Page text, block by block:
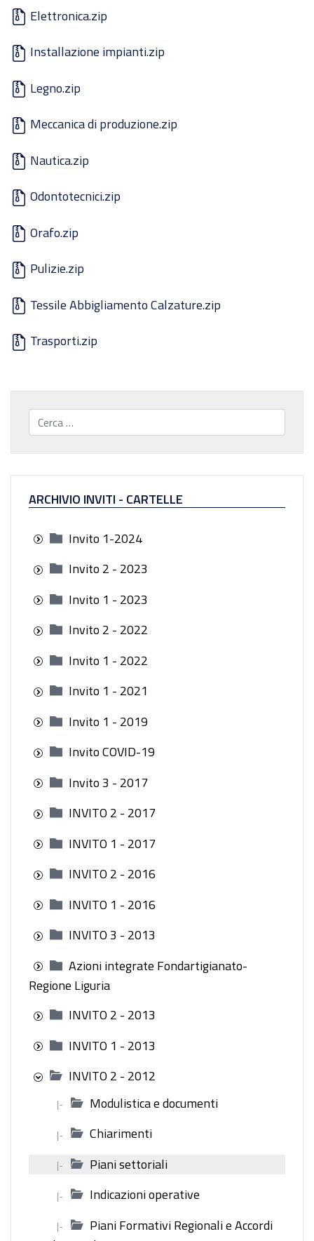
Elettronica.zip
Installazione impianti.zip
Legno.zip
Meccanica di produzione.zip
Nautica.zip
Odontotecnici.zip
Orafo.zip
Pulizie.zip
Tessile Abbigliamento Calzature.zip
Trasporti.zip
Cerca...
ARCHIVIO INVITI - CARTELLE
Invito 1-2024
Invito 2 - 2023
Invito 1 - 2023
Invito 2 - 2022
Invito 1 - 2022
Invito 1 - 2021
Invito 1 - 2019
Invito COVID-19
Invito 3 - 2017
INVITO 2 - 2017
INVITO 1 - 2017
INVITO 2 - 2016
INVITO 1 - 2016
INVITO 3 - 2013
Azioni integrate Fondartigianato-
Regione Liguria
INVITO 2 - 2013
INVITO 1 - 2013
INVITO 2 - 2012
|- Modulistica e documenti
|- Chiarimenti
|- Piani settoriali
|- Indicazioni operative
|-
Piani Formativi Regionali e Accordi